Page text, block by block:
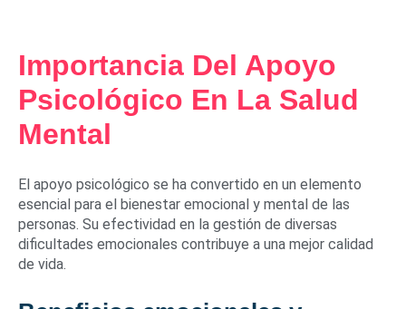
Importancia Del Apoyo
Psicológico En La Salud
Mental
El apoyo psicológico se ha convertido en un elemento
esencial para el bienestar emocional y mental de las
personas. Su efectividad en la gestión de diversas
dificultades emocionales contribuye a una mejor calidad
de vida.